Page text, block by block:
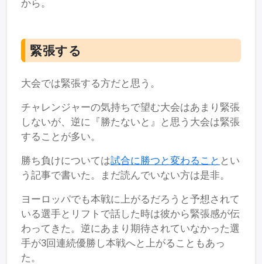
から。
緊張する
大会では緊張する方だと思う。
チャレンジャーの気持ちで望む大会はあまり緊張
しないが、逆に『勝たないと』と思う大会は緊張
することが多い。
勝ち負けについては試合に勝つと変わること とい
う記事で書いた。まだ読んでいない方は是非。
ヨーロッパでも本戦に上がるだろうと予想されて
いる選手とリフトで話した時は彼から緊張感が伝
わってきた。逆にあまり期待されていなかった選
手が3回連続優勝し本戦へと上がることもあっ
た。